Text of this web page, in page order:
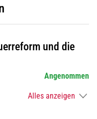
und die
Angenommen
Alles anzeigen